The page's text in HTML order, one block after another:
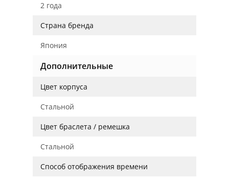
2 года
Страна бренда
Япония
Дополнительные
Цвет корпуса
Стальной
Цвет браслета / ремешка
Стальной
Способ отображения времени